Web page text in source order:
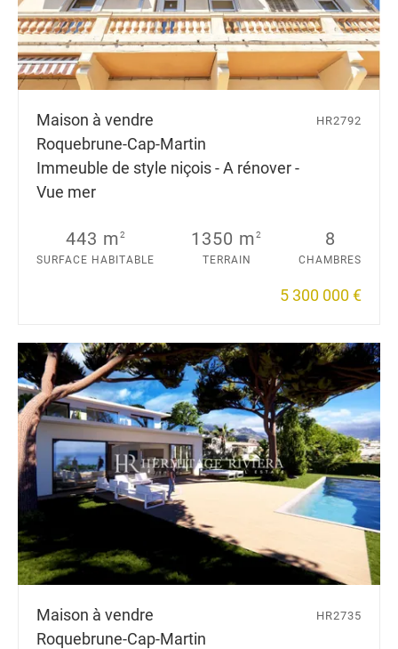
Maison à vendre
Roquebrune-Cap-Martin
Immeuble de style niçois - A rénover -
Vue mer
HR2792
443 m2
SURFACE HABITABLE
1350 m2
TERRAIN
8
CHAMBRES
5 300 000 €
Maison à vendre
Roquebrune-Cap-Martin
HR2735